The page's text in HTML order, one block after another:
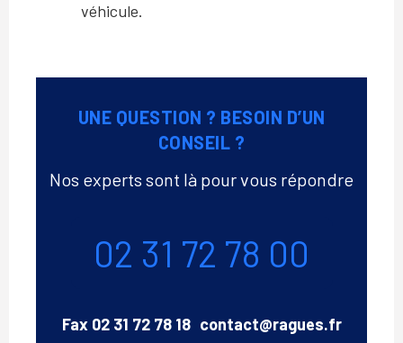
véhicule.
UNE QUESTION ? BESOIN D’UN
CONSEIL ?
Nos experts sont là pour vous répondre
02 31 72 78 00
Fax 02 31 72 78 18 Email
contact@ragues.fr